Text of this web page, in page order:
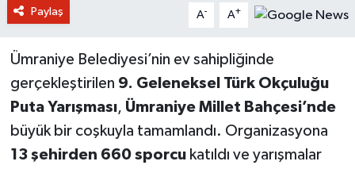
Paylaş A- A+
Ümraniye Belediyesi’nin ev sahipliğinde
gerçekleştirilen 9. Geleneksel Türk Okçuluğu
Puta Yarışması, Ümraniye Millet Bahçesi’nde
büyük bir coşkuyla tamamlandı. Organizasyona
13 şehirden 660 sporcukatıldı ve yarışmalar